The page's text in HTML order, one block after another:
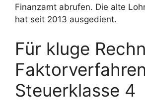
Finanzamt abrufen. Die alte
hat seit 2013 ausgedient.
Für kluge
Steuerklasse 4